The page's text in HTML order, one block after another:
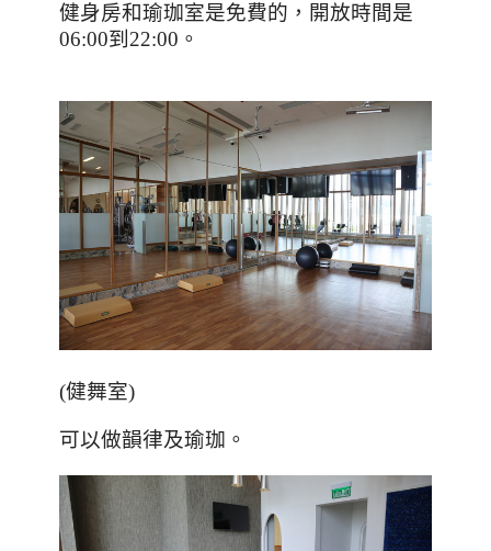
健身房和瑜珈室是免費的，開放時間是
06:00到 22:00 。
(健舞室)
可以做韻律及瑜珈。